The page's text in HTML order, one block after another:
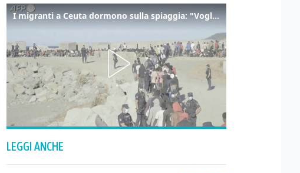
I migranti a Ceuta dormono sulla spiaggia: "Vogliamo entrare in Europa"
LEGGI ANCHE